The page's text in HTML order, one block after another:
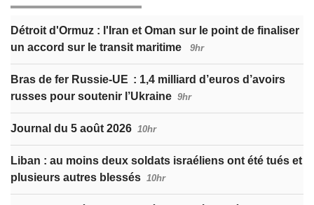
Détroit d'Ormuz : l'Iran et Oman sur le point de finaliser
un accord sur le transit maritime
9hr
Bras de fer Russie-UE : 1,4 milliard d’euros d’avoirs
russes pour soutenir l’Ukraine 9hr
Journal du 5 août 2026 10hr
Liban : au moins deux soldats israéliens ont été tués et
plusieurs autres blessés 10hr